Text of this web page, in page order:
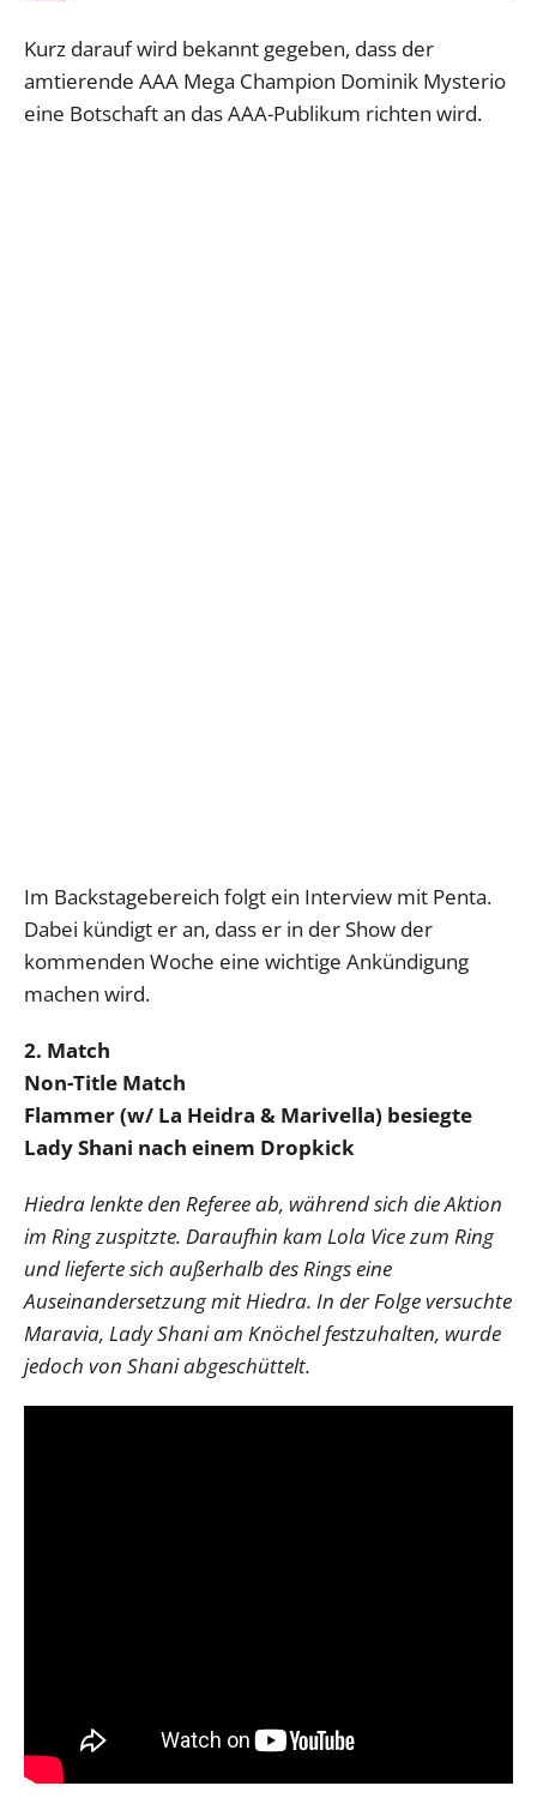
Kurz darauf wird bekannt gegeben, dass der
amtierende AAA Mega Champion Dominik Mysterio
eine Botschaft an das AAA-Publikum richten wird.
Im Backstagebereich folgt ein Interview mit Penta.
Dabei kündigt er an, dass er in der Show der
kommenden Woche eine wichtige Ankündigung
machen wird.
2. Match
Non-Title Match
Flammer (w/ La Heidra & Marivella) besiegte
Lady Shani nach einem Dropkick
Hiedra lenkte den Referee ab, während sich die Aktion
im Ring zuspitzte. Daraufhin kam Lola Vice zum Ring
und lieferte sich außerhalb des Rings eine
Auseinandersetzung mit Hiedra. In der Folge versuchte
Maravia, Lady Shani am Knöchel festzuhalten, wurde
jedoch von Shani abgeschüttelt.